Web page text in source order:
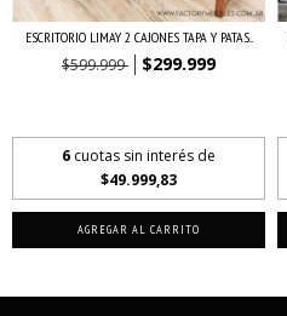
ESCRITORIO LIMAY 2 CAJONES TAPA Y PATAS...
$599.999 $299.999
6 cuotas sin interés de
$49.999,83